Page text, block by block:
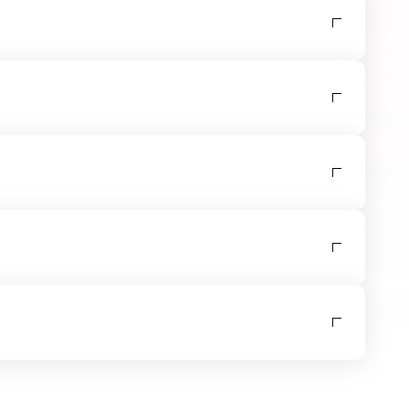
mit allen relevanten Faktoren rund um die